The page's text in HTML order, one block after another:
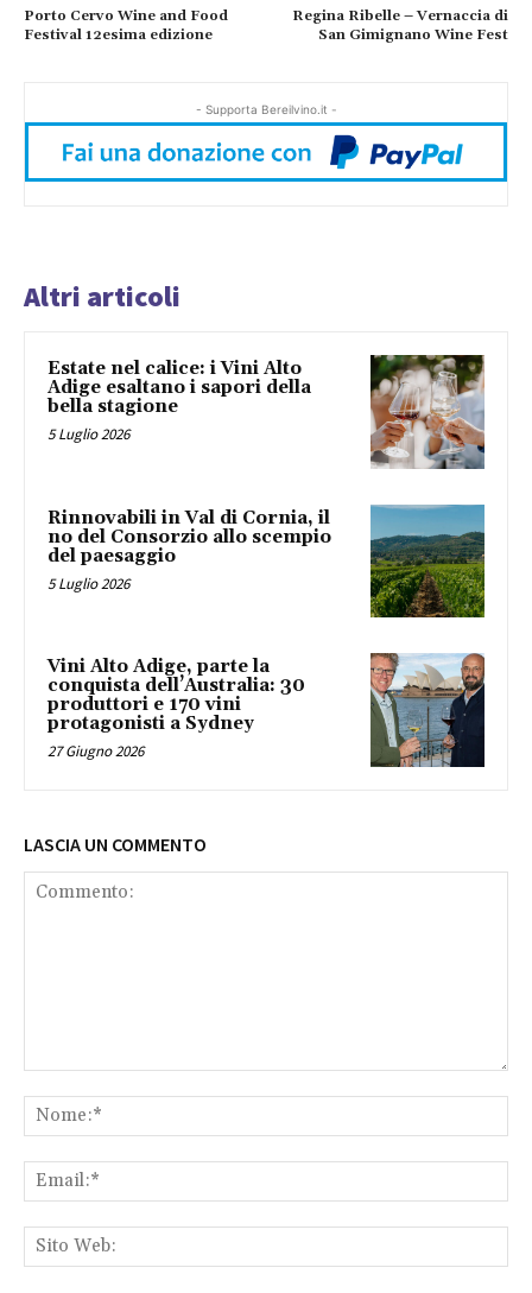
Porto Cervo Wine and Food
Festival 12esima edizione
Regina Ribelle – Vernaccia di
San Gimignano Wine Fest
- Supporta Bereilvino.it -
Altri articoli
Estate nel calice: i Vini Alto
Adige esaltano i sapori della
bella stagione
5 Luglio 2026
Rinnovabili in Val di Cornia, il
no del Consorzio allo scempio
del paesaggio
5 Luglio 2026
Vini Alto Adige, parte la
conquista dell’Australia: 30
produttori e 170 vini
protagonisti a Sydney
27 Giugno 2026
LASCIA UN COMMENTO